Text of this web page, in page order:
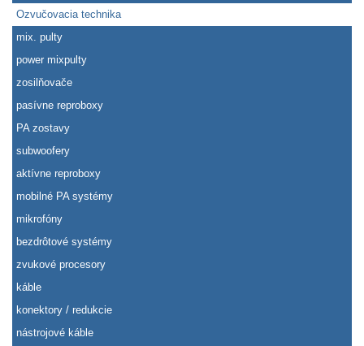
Ozvučovacia technika
mix. pulty
power mixpulty
zosilňovače
pasívne reproboxy
PA zostavy
subwoofery
aktívne reproboxy
mobilné PA systémy
mikrofóny
bezdrôtové systémy
zvukové procesory
káble
konektory / redukcie
nástrojové káble